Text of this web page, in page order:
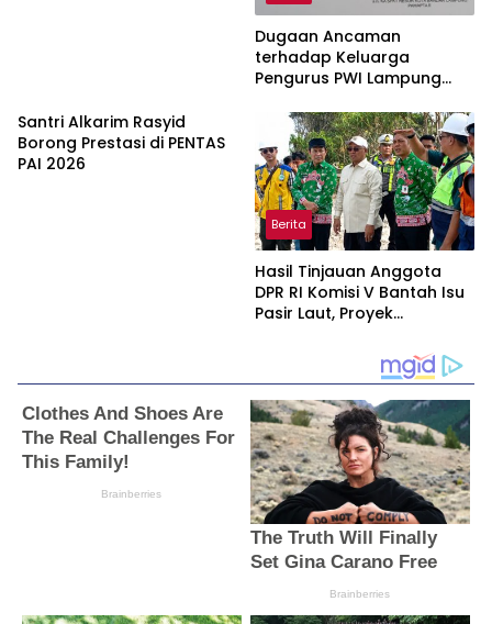
Dugaan Ancaman
terhadap Keluarga
Pengurus PWI Lampung
Jurnalis
Santri Alkarim Rasyid
Borong Prestasi di PENTAS
PAI 2026
Berita
Hasil Tinjauan Anggota
DPR RI Komisi V Bantah Isu
Pasir Laut, Proyek
Sejati Dipastikan Sesuai